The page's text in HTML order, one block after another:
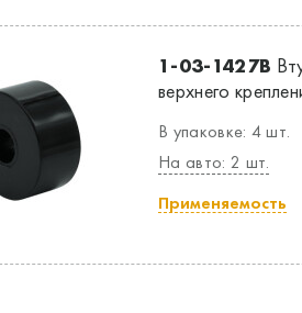
1-03-1427B
верхнего
В упаковке: 4 шт.
На авто: 2 шт.
Применяемость